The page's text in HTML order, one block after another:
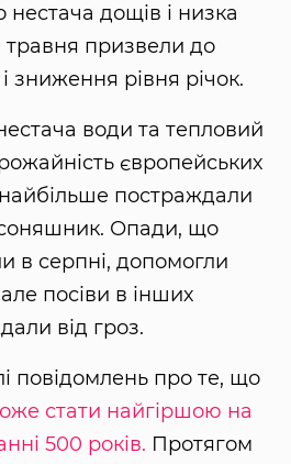
нестача дощів і низка
травня призвели до
зниження рівня річок.
води та тепловий
європейських
постраждали
соняшник. Опади, що
в серпні, допомогли
посіви в інших
від гроз.
повідомлень про те, що
стати найгіршою на
500 років. Протягом